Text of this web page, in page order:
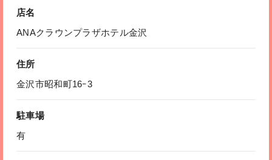
店名
ANAクラウンプラザホテル金沢
住所
金沢市昭和町16ｰ3
駐車場
有